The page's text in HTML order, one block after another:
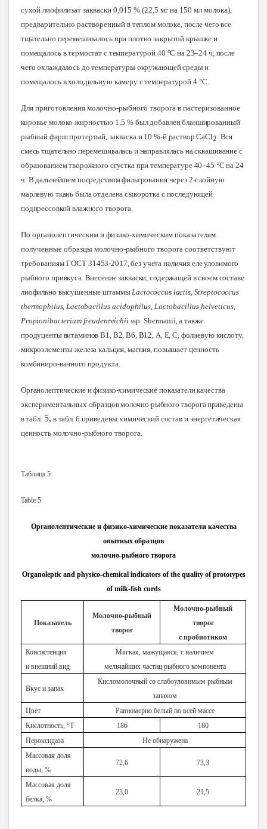
сухой лиофилизат закваски 0,015 % (22,5 мг на 150 мл молока),
предварительно растворенный в теплом молоке, после чего все
тщательно перемешивалось при плотно закрытой крышке и
помещалось в термостат с температурой 40 °С на 23–24 ч, после
чего охлаждалось до температуры окружающей среды и
помещалось в холодильную камеру с температурой 4 °С.
Для приготовления молочно-рыбного творога в пастеризованное
коровье молоко жирностью 1,5 % был добавлен бланшированный
рыбный фарш протертый, закваска и 10 %-й растворCaCl2. Вся
смесь тщательно перемешивалась и направлялась на сквашивание с
образованием творожного сгустка при температуре 40–45 °С на 24
ч. В дальнейшем посредством фильтрования через 2-слойную
марлевую ткань была отделена сыворотка с последующей
подпрессовкой влажного творога.
По органолептическим и физико-химическим показателям
полученные образцы молочно-рыбного творога соответствуют
требованиям ГОСТ 31453-2017, без учета наличия еле уловимого
рыбного привкуса. Внесение закваски, содержащей в своем составе
лиофильно высушенные штаммыLactococcus lactis, Streptococcus
thermоphilus,Lactobacillus acidophilus,Lactobacillus helveticus,
Propionibacterium freudenreichii ssp. Shermanii, а также
продуценты витаминов В1, В2, В6, В12, А, Е, С, фолиевую кислоту,
микроэлементы железа кальция, магния, повышает ценность
комбиниро-ванного продукта.
Органолептические и физико-химические показатели качества
экспериментальных образцовмолочно-рыбного творога приведены
в табл. 5,в табл. 6 приведены химический состав и энергетическая
ценность молочно-рыбного творога.
Таблица 5
Table 5
Органолептические и физико-химические показатели качества
опытных образцов
молочно-рыбного творога
Organoleptic and physico-chemical indicators of the quality of prototypes
of milk-fish curds
Показатель
Молочно-рыбный
творог
Молочно-рыбный
творог
с пробиотиком
Консистенция
и внешний вид
Мягкая, мажущаяся, с наличием
мельчайших частиц рыбного компонента
Вкус и запах
Кисломолочный со слабоуловимым рыбным
запахом
Цвет
Равномерно белый по всей массе
Кислотность, °Т
186
180
Пероксидаза
Не обнаружена
Массовая доля
воды, %
72,6 73,3
Массовая доля
белка, %
23,0 21,5